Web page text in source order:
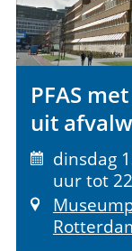
inhoud
Spring
naar
menu
PFAS
uit
dinsdag
uur tot